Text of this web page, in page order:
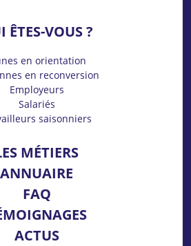
ÊTES-VOUS ?
en orientation
en reconversion
Employeurs
Salariés
saisonniers
MÉTIERS
ANNUAIRE
FAQ
ACTUS